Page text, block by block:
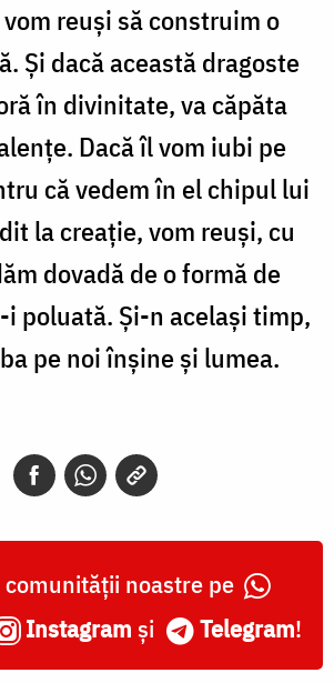
reuși să construim o
Și dacă această dragoste
în divinitate, va căpăta
Dacă îl vom iubi pe
că vedem în el chipul lui
la creație, vom reuși, cu
dovadă de o formă de
poluată. Și-n același timp,
pe noi înșine și lumea.
noastre pe
Instagram și Telegram!